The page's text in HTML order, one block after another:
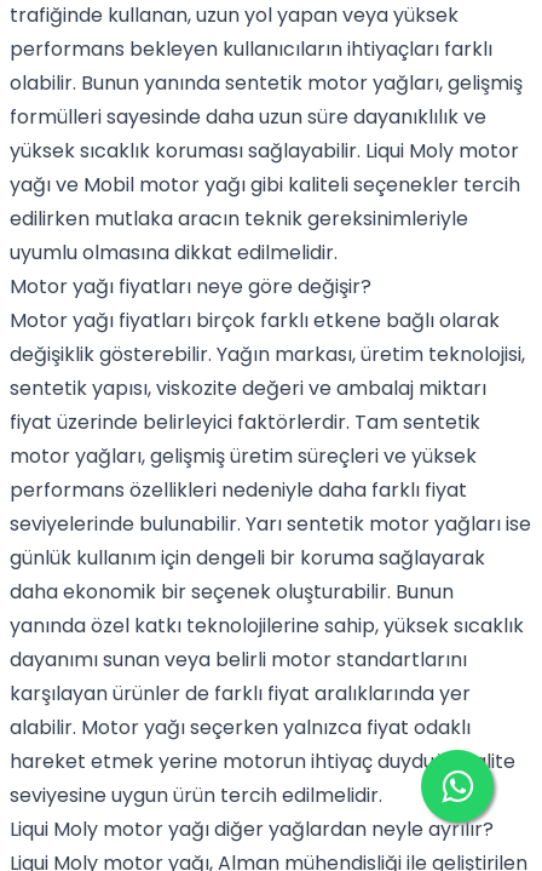
trafiğinde kullanan, uzun yol yapan veya yüksek
performans bekleyen kullanıcıların ihtiyaçları farklı
olabilir. Bunun yanında sentetik motor yağları, gelişmiş
formülleri sayesinde daha uzun süre dayanıklılık ve
yüksek sıcaklık koruması sağlayabilir. Liqui Moly motor
yağı ve Mobil motor yağı gibi kaliteli seçenekler tercih
edilirken mutlaka aracın teknik gereksinimleriyle
uyumlu olmasına dikkat edilmelidir.
Motor yağı fiyatları neye göre değişir?
Motor yağı fiyatları birçok farklı etkene bağlı olarak
değişiklik gösterebilir. Yağın markası, üretim teknolojisi,
sentetik yapısı, viskozite değeri ve ambalaj miktarı
fiyat üzerinde belirleyici faktörlerdir. Tam sentetik
motor yağları, gelişmiş üretim süreçleri ve yüksek
performans özellikleri nedeniyle daha farklı fiyat
seviyelerinde bulunabilir. Yarı sentetik motor yağları ise
günlük kullanım için dengeli bir koruma sağlayarak
daha ekonomik bir seçenek oluşturabilir. Bunun
yanında özel katkı teknolojilerine sahip, yüksek sıcaklık
dayanımı sunan veya belirli motor standartlarını
karşılayan ürünler de farklı fiyat aralıklarında yer
alabilir. Motor yağı seçerken yalnızca fiyat odaklı
hareket etmek yerine motorun ihtiyaç duyduğu kalite
seviyesine uygun ürün tercih edilmelidir.
Liqui Moly motor yağı diğer yağlardan neyle ayrılır?
Liqui Moly motor yağı, Alman mühendisliği ile geliştirilen